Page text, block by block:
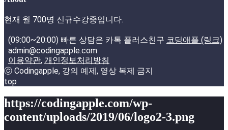
현재 월 700명 신규수강중입니다.
(09:00~20:00) 빠른 상담은 카톡 플러스친구 코딩애플 (링크)
admin@codingapple.com
이용약관, 개인정보처리방침
ⓒ Codingapple, 강의 예제, 영상 복제 금지
top
https://codingapple.com/wp-
content/uploads/2019/06/logo2-3.png